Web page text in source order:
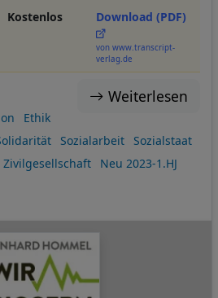
Kostenlos Download (PDF)
von www.transcript-
verlag.de
Weiterlesen
Ethik
Sozialarbeit
Sozialstaat
Zivilgesellschaft
Neu 2023-1.HJ